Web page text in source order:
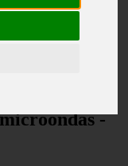
en el
-